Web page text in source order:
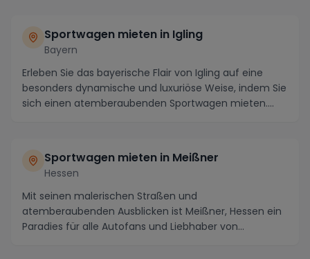
Sportwagen mieten in Igling
Bayern
Erleben Sie das bayerische Flair von Igling auf eine
besonders dynamische und luxuriöse Weise, indem Sie
sich einen atemberaubenden Sportwagen mieten....
Sportwagen mieten in Meißner
Hessen
Mit seinen malerischen Straßen und
atemberaubenden Ausblicken ist Meißner, Hessen ein
Paradies für alle Autofans und Liebhaber von